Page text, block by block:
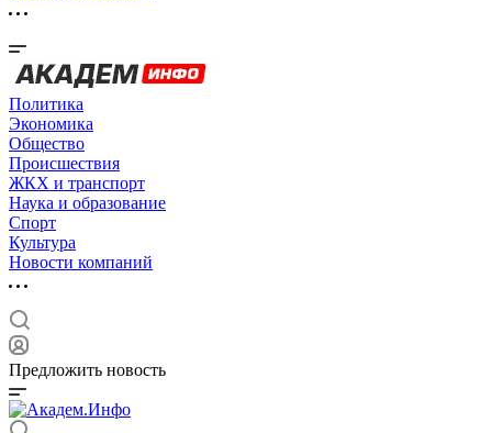
Политика
Экономика
Общество
Происшествия
ЖКХ и транспорт
Наука и образование
Спорт
Культура
Новости компаний
Предложить новость